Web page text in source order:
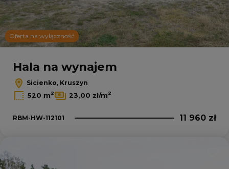
Oferta na wyłączność
Hala na wynajem
Sicienko, Kruszyn
520 m2 23,00 zł/m2
RBM-HW-112101 11 960 zł